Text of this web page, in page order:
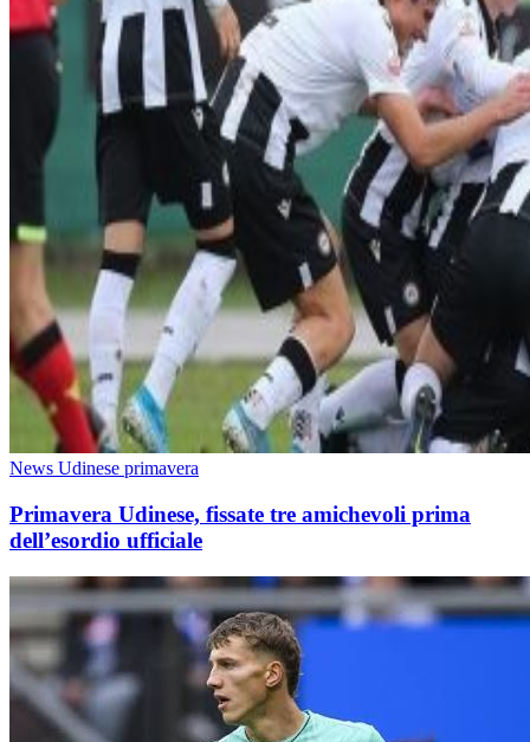
News Udinese primavera
Primavera Udinese, fissate tre amichevoli prima
dell’esordio ufficiale